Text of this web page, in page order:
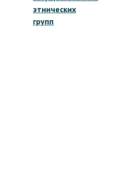
этнических
групп